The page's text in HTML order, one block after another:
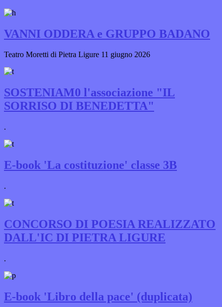
VANNI ODDERA e GRUPPO BADANO
Teatro Moretti di Pietra Ligure 11 giugno 2026
SOSTENIAM0 l'associazione "IL
SORRISO DI BENEDETTA"
.
E-book 'La costituzione' classe 3B
.
CONCORSO DI POESIA REALIZZATO
DALL'IC DI PIETRA LIGURE
.
E-book 'Libro della pace' (duplicata)